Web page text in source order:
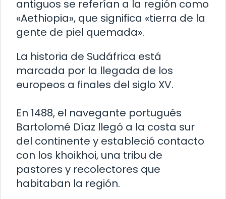
antiguos se referían a la región como
«Aethiopia», que significa «tierra de la
gente de piel quemada».
La historia de Sudáfrica está
marcada por la llegada de los
europeos a finales del siglo XV.
En 1488, el navegante portugués
Bartolomé Díaz llegó a la costa sur
del continente y estableció contacto
con los khoikhoi, una tribu de
pastores y recolectores que
habitaban la región.